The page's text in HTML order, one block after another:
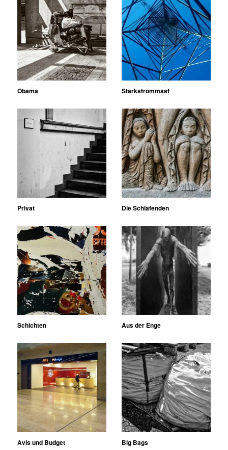
Obama Starkstrommast
Privat Die Schlafenden
Schichten Aus der Enge
Avis und Budget Big Bags